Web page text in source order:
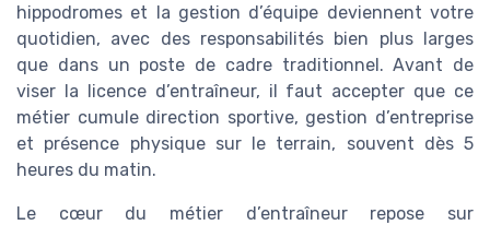
hippodromes et la gestion d’équipe deviennent votre
quotidien, avec des responsabilités bien plus larges
que dans un poste de cadre traditionnel. Avant de
viser la licence d’entraîneur, il faut accepter que ce
métier cumule direction sportive, gestion d’entreprise
et présence physique sur le terrain, souvent dès 5
heures du matin.
Le cœur du métier d’entraîneur repose sur